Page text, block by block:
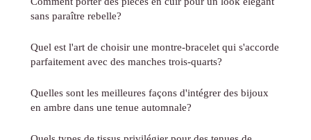
sans paraître rebelle?
Quel est l'art de choisir une montre-bracelet qui s'accorde
parfaitement avec des manches trois-quarts?
Quelles sont les meilleures façons d'intégrer des bijoux
en ambre dans une tenue automnale?